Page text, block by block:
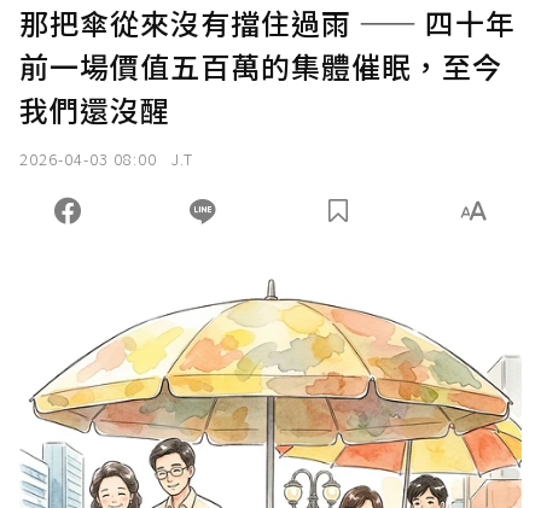
那把傘從來沒有擋住過雨 —— 四十年
前一場價值五百萬的集體催眠，至今
我們還沒醒
2026-04-03 08:00 J.T